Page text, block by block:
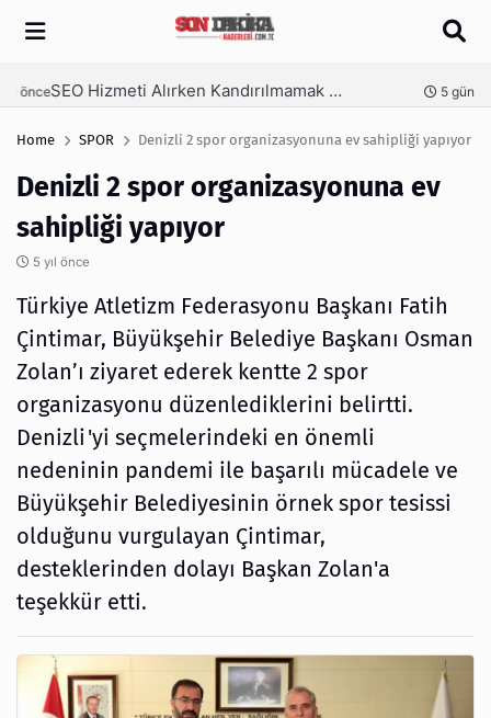
Arama
SEO Hizmeti Alırken Kandırılmamak İçin Bilinmesi Gerekenler 5 gün önce
Home SPOR Denizli 2 spor organizasyonuna ev sahipliği yapıyor
Denizli 2 spor organizasyonuna ev
sahipliği yapıyor
5 yıl önce
Türkiye Atletizm Federasyonu Başkanı Fatih
Çintimar, Büyükşehir Belediye Başkanı Osman
Zolan’ı ziyaret ederek kentte 2 spor
organizasyonu düzenlediklerini belirtti.
Denizli'yi seçmelerindeki en önemli
nedeninin pandemi ile başarılı mücadele ve
Büyükşehir Belediyesinin örnek spor tesissi
olduğunu vurgulayan Çintimar,
desteklerinden dolayı Başkan Zolan'a
teşekkür etti.